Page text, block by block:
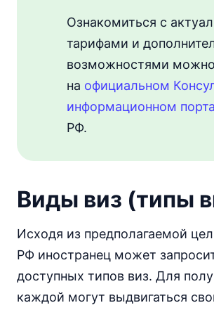
Ознакомиться с
тарифами и
возможностями можно
на официальном
информационном
РФ.
Виды виз (типы
Исходя из предполагаемой
РФ иностранец может
доступных типов виз. Для
каждой могут выдвигаться